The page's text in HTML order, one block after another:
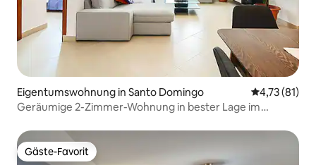
Eigentumswohnung in Santo Domingo
4,73 (81)
Geräumige 2-Zimmer-Wohnung in bester Lage im
Gäste-Favorit
Gäste-Favorit